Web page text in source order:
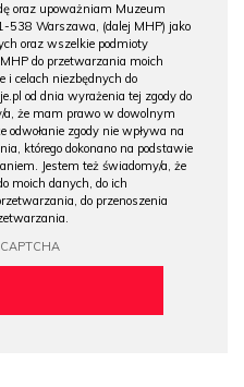
oraz upoważniam Muzeum
538 Warszawa, (dalej MHP) jako
oraz wszelkie podmioty
do przetwarzania moich
i celach niezbędnych do
od dnia wyrażenia tej zgody do
a, że mam prawo w dowolnym
odwołanie zgody nie wpływa na
którego dokonano na podstawie
Jestem też świadomy/a, że
moich danych, do ich
do przenoszenia